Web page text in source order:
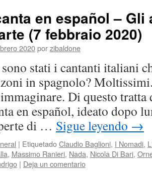
en español –
(7 febbraio 2020)
2020porzibaldone
stati i cantanti italiani
in spagnolo?
Di questo tratta
en español, ideato dopo
di … Sigue leyendo →
| EtiquetadoClaudio Baglioni, I Nomadi,
, Massimo Ranieri, Nada, Nicola Di Bari,
| Deja un comentario